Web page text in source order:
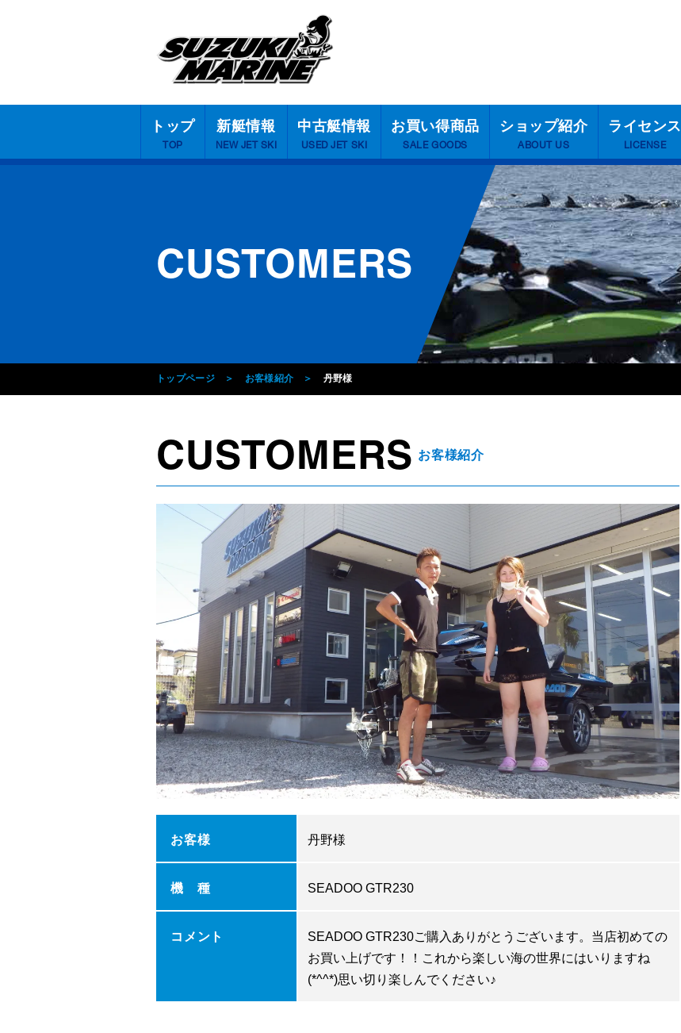
トップ
TOP
新艇情報
NEW JET SKI
中古艇情報
USED JET SKI
お買い得商品
SALE GOODS
ショップ紹介
ABOUT US
ライセンス
LICENSE
CUSTOMERS
トップページ お客様紹介 丹野様
CUSTOMERS お客様紹介
お客様 丹野様
機 種 SEADOO GTR230
コメント
SEADOO GTR230ご購入ありがとうございます。当店初めての
お買い上げです！！これから楽しい海の世界にはいりますね
(*^^*)思い切り楽しんでください♪